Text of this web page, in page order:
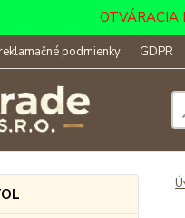
OTVÁRACIA
podmienky GDPR